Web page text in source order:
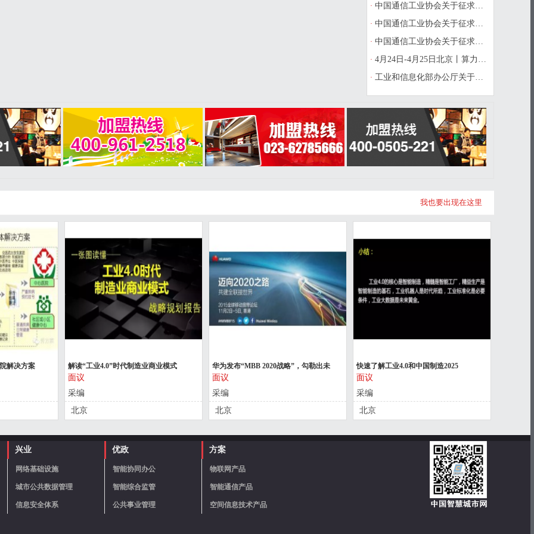
· 中国通信工业协会关于征求《物联网与
· 中国通信工业协会关于征求《物联网设
· 中国通信工业协会关于征求《风机运维
· 4月24日-4月25日北京丨算力互联互通
· 工业和信息化部办公厅关于开展第一批
我也要出现在这里
解决方案 解读“工业4.0”时代制造业商业模式
面议
采编
北京
华为发布“MBB 2020战略”，勾勒出未
面议
采编
北京
快速了解工业4.0和中国制造2025
面议
采编
北京
兴业
网络基础设施
城市公共数据管理
信息安全体系
优政
智能协同办公
智能综合监管
公共事业管理
方案
物联网产品
智能通信产品
空间信息技术产品